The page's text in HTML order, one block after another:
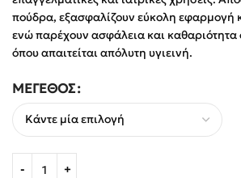
πούδρα, εξασφαλίζουν εύκολη εφαρμογή
ενώ παρέχουν ασφάλεια και καθαριότητα
όπου απαιτείται απόλυτη υγιεινή.
ΜΈΓΕΘΟΣ